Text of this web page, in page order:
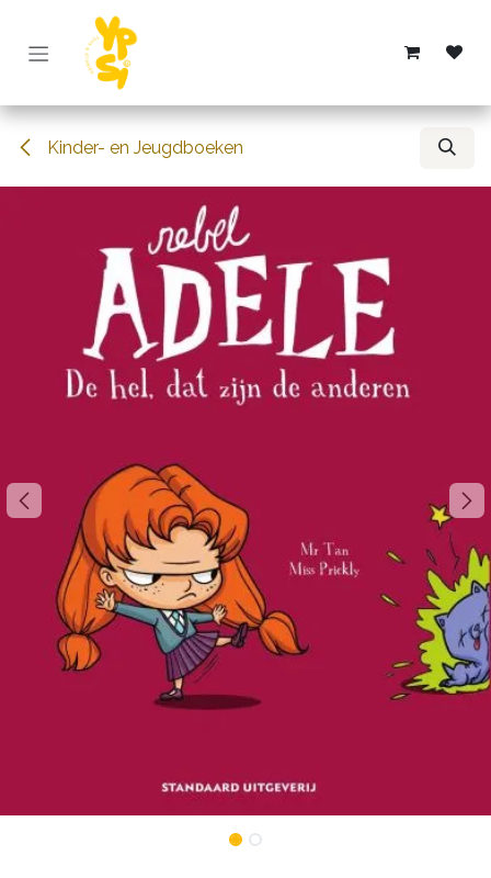
Overslaan naar inhoud
Kinder- en Jeugdboeken